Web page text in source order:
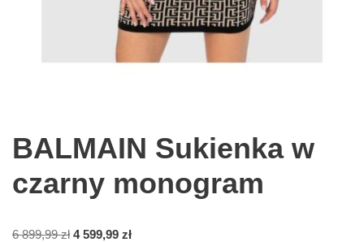
BALMAIN Sukienka w
czarny monogram
6 899,99zł 4 599,99 zł